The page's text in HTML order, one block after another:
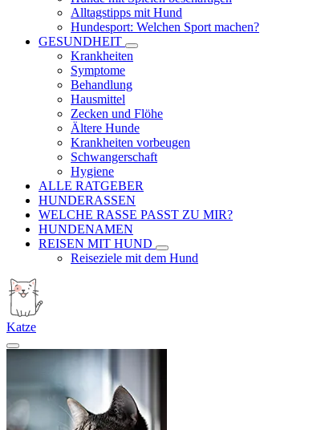
Alltagstipps mit Hund
Hundesport: Welchen Sport machen?
GESUNDHEIT
Krankheiten
Symptome
Behandlung
Hausmittel
Zecken und Flöhe
Ältere Hunde
Krankheiten vorbeugen
Schwangerschaft
Hygiene
ALLE RATGEBER
HUNDERASSEN
WELCHE RASSE PASST ZU MIR?
HUNDENAMEN
REISEN MIT HUND
Reiseziele mit dem Hund
Katze